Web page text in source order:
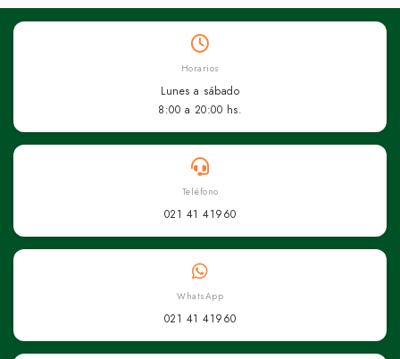
Horarios
Lunes a sábado
8:00 a 20:00 hs.
Teléfono
021 41 41960
WhatsApp
021 41 41960